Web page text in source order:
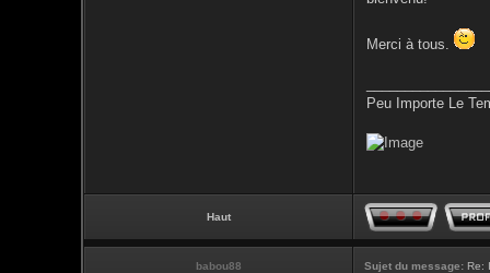
Merci à tous.
Peu Importe Le
Haut
babou88 Sujet du message: Re: